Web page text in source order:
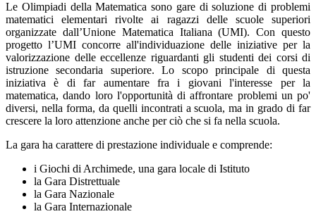
Le Olimpiadi della Matematica sono gare di soluzione di problemi
matematici elementari rivolte ai ragazzi delle scuole superiori
organizzate dall’Unione Matematica Italiana (UMI). Con questo
progetto l’UMI concorre all'individuazione delle iniziative per la
valorizzazione delle eccellenze riguardanti gli studenti dei corsi di
istruzione secondaria superiore. Lo scopo principale di questa
iniziativa è di far aumentare fra i giovani l'interesse per la
matematica, dando loro l'opportunità di affrontare problemi un po'
diversi, nella forma, da quelli incontrati a scuola, ma in grado di far
crescere la loro attenzione anche per ciò che si fa nella scuola.
La gara ha carattere di prestazione individuale e comprende:
i Giochi di Archimede, una gara locale di Istituto
la Gara Distrettuale
la Gara Nazionale
la Gara Internazionale